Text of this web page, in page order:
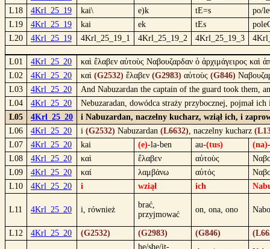
L18
4Krl_25_19 kai\ e)k tE=s
po/
L19
4Krl_25_19 kai ek tEs
L20
4Krl_25_19 4Krl_25_19_1 4Krl_25_19_2 4Krl_25_19_3
L01 4Krl_25_20
καὶ ἔλαβεν αὐτοὺς Ναβουζαρδαν ὁ ἀρχιμάγειρος καὶ
L02
4Krl_25_20 καὶ (G2532) ἔλαβεν (G2983) αὐτοὺς (G846)
L03
4Krl_25_20
And Nabuzardan the captain of the guard took them,
L04
4Krl_25_20
Nebuzaradan, dowódca straży przybocznej, pojmał
L05
4Krl_25_20
i Nabuzardan, naczelny kucharz, wziął ich, i
L06
4Krl_25_20 i (G2532) Nabuzardan (L6632), naczelny kucharz
L07
4Krl_25_20 kai (e)-la-ben au-(tus) (na)
L08
4Krl_25_20 καὶ ἔλαβεν αὐτοὺς
L09
4Krl_25_20 καί λαμβάνω αὐτός
L10
4Krl_25_20 i wziął ich
L11 4Krl_25_20 i, również
brać,
przyjmować
on, ona, ono
L12 4Krl_25_20 (G2532) (G2983) (G846)
he/she/it-